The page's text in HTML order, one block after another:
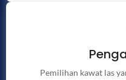
Pemilihan kawat las
Menunjukkan
INTIWI berperan dalam